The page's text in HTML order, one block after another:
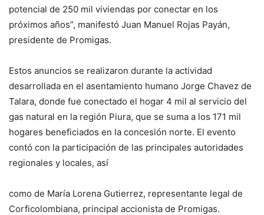
potencial de 250 mil viviendas por conectar en los
próximos años”, manifestó Juan Manuel Rojas Payán,
presidente de Promigas.
Estos anuncios se realizaron durante la actividad
desarrollada en el asentamiento humano Jorge Chavez de
Talara, donde fue conectado el hogar 4 mil al servicio del
gas natural en la región Piura, que se suma a los 171 mil
hogares beneficiados en la concesión norte. El evento
contó con la participación de las principales autoridades
regionales y locales, así
como de María Lorena Gutierrez, representante legal de
Corficolombiana, principal accionista de Promigas.